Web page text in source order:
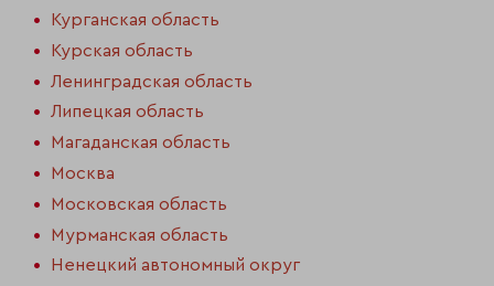
Курганская область
Курская область
Ленинградская область
Липецкая область
Магаданская область
Москва
Московская область
Мурманская область
Ненецкий автономный округ